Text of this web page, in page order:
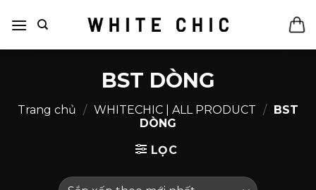
qua
BST DÒNG
Trang chủ / WHITECHIC | ALL PRODUCT /
BST
DÒNG
LỌC